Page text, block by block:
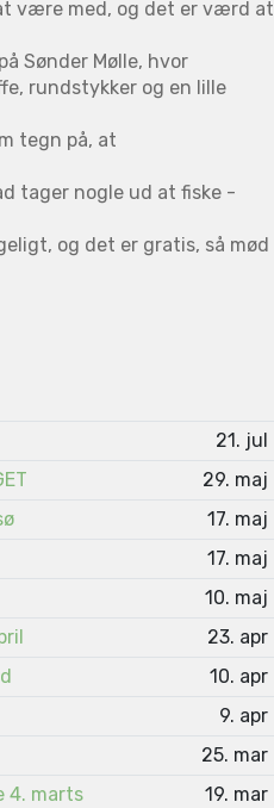
være med, og det er værd at
Sønder Mølle, hvor
rundstykker og en lille
tegn på, at
tager nogle ud at fiske -
og det er gratis, så mød
21. jul
29. maj
17. maj
17. maj
10. maj
23. apr
10. apr
9. apr
25. mar
4. marts
19. mar